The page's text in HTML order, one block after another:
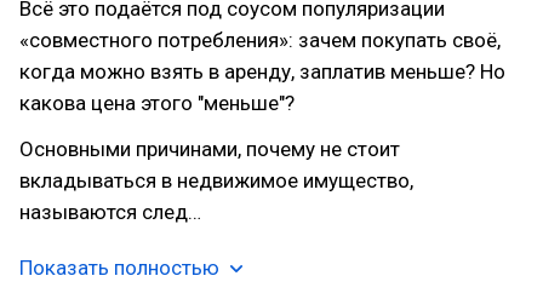
Всё это подаётся под соусом популяризации
«совместного потребления»: зачем покупать своё,
когда можно взять в аренду, заплатив меньше? Но
какова цена этого "меньше"?
Основными причинами, почему не стоит
вкладываться в недвижимое имущество,
называются след…
Показать полностью